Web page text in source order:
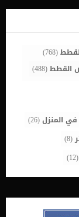
تنظيف
بعض الاحيان
[…]
(768)
القطط(488)
في المنزل(26)
(8)
(12)